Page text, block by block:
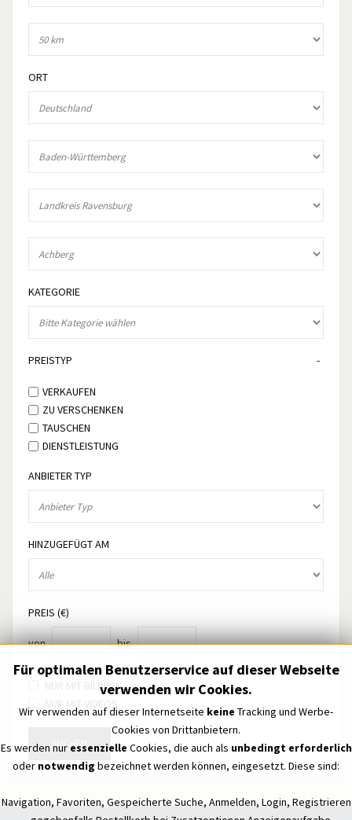
ORT
KATEGORIE
PREISTYP
VERKAUFEN
ZU VERSCHENKEN
TAUSCHEN
DIENSTLEISTUNG
ANBIETER TYP
HINZUGEFÜGT AM
PREIS (€)
von bis
NUR MIT BILDERN
NUR MIT VIDEOS
SUCHEN
Für optimalen Benutzerservice auf dieser Webseite
verwenden wir Cookies.
Wir verwenden auf dieser Internetseite keine Tracking und Werbe-
Cookies von Drittanbietern.
Es werden nur essenzielle Cookies, die auch als unbedingt erforderlich
oder notwendig bezeichnet werden können, eingesetzt. Diese sind:
Navigation, Favoriten, Gespeicherte Suche, Anmelden, Login, Registrieren